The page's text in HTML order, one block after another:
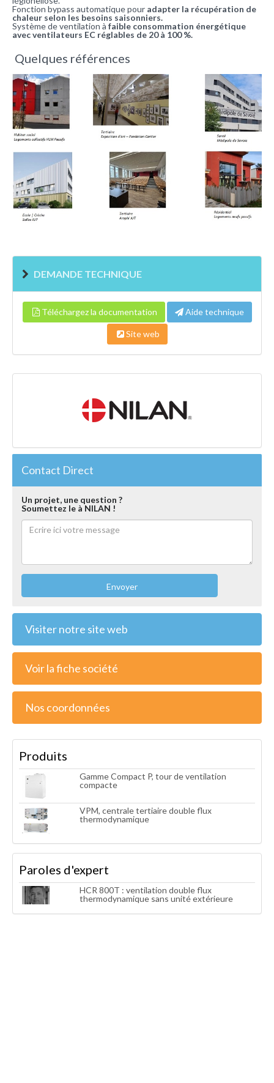
Fonction bypass automatique pour adapter la récupération de
chaleur selon les besoins saisonniers.
Système de ventilation à faible consommation énergétique
avec ventilateurs EC réglables de 20 à 100 %.
Quelques références
DEMANDE TECHNIQUE
Téléchargez la documentation Aide technique
Site web
Contact Direct
Un projet, une question ?
Soumettez le à NILAN !
Envoyer
Visiter notre site web
Voir la fiche société
Nos coordonnées
Produits
Gamme Compact P, tour de ventilation
compacte
VPM, centrale tertiaire double flux
thermodynamique
Paroles d'expert
HCR 800T : ventilation double flux
thermodynamique sans unité extérieure